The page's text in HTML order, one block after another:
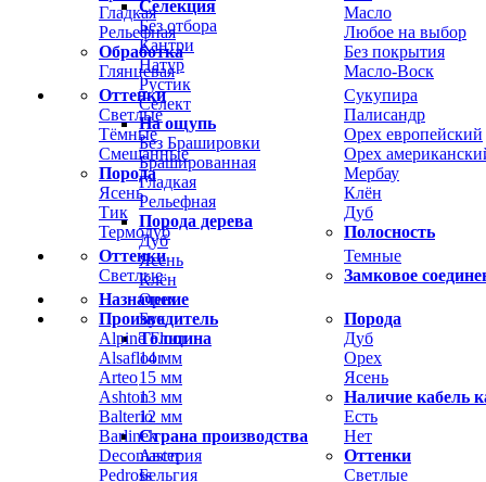
Гладкая
Рельефная
Обработка
Глянцевая
Масло
Любое на выбор
Без покрытия
Масло-Воск
Оттенки
Светлые
Тёмные
Смешанные
Порода
Ясень
Тик
Термодуб
Сукупира
Палисандр
Орех европейский
Орех
Мербау
Клён
Дуб
Полосность
Оттенки
Светлые
Темные
Замковое
Назначение
Производитель
Alpine Floor
Alsafloor
Arteo
Ashton
Balterio
Barlinek
Decomaster
Pedross
Порода
Дуб
Орех
Ясень
Наличие кабель
Есть
Нет
Оттенки
Светлые
Селекция
Без отбора
Кантри
Натур
Рустик
Селект
На ощупь
Без Брашировки
Брашированная
Гладкая
Рельефная
Порода дерева
Дуб
Ясень
Клён
Орех
Бук
Толщина
14 мм
15 мм
13 мм
12 мм
Страна производства
Австрия
Бельгия